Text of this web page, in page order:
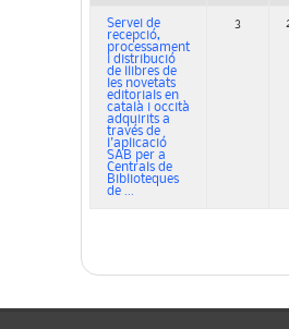
Servei de
recepció,
processament
i distribució
de llibres de
les novetats
editorials en
català i occità
adquirits a
través de
l'aplicació
SAB per a
Centrals de
Biblioteques
de ...
3